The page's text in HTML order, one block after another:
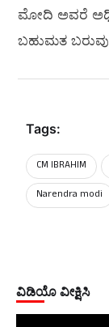
ಮೋದಿ ಅವರೆ
ಬಹುಮತ
Tags:
CM IBRAHIM
Narendra modi
ವಿಡಿಯೊ ವೀಕ್ಷಿಸಿ